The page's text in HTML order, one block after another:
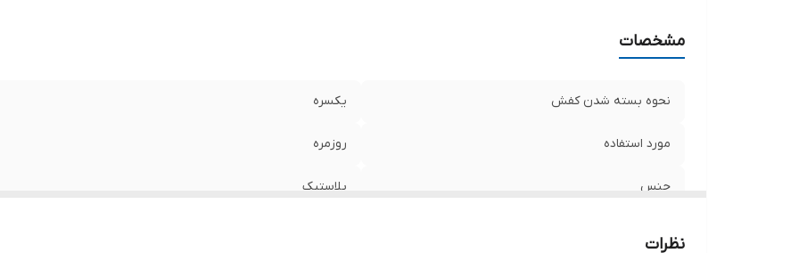
مشخصات
نحوه بسته شدن کفش یکسره
مورد استفاده روزمره
جنس پلاستیک
نظرات